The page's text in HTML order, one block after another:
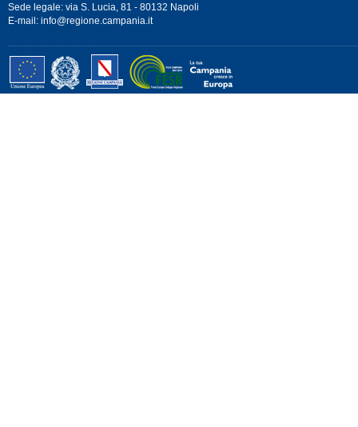
Sede legale: via S. Lucia, 81 - 80132 Napoli
E-mail: info@regione.campania.it